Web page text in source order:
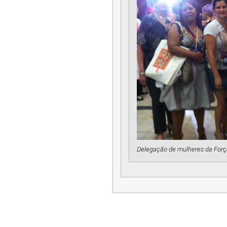
Delegação de mulheres da